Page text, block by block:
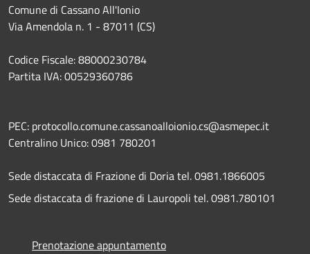
Comune di Cassano All'Ionio
Via Amendola n. 1 - 87011 (CS)
Codice Fiscale: 88000230784
Partita IVA: 00529360786
PEC: protocollo.comune.cassanoalloionio.cs@asmepec.it
Centralino Unico: 0981 780201
Sede distaccata di Frazione di Doria tel. 0981.1866005
Sede distaccata di frazione di Lauropoli tel. 0981.780101
Prenotazione appuntamento